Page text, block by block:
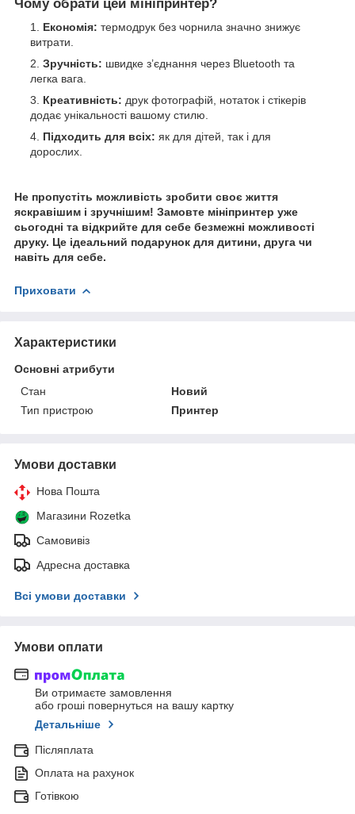
Чому обрати цей мініпринтер?
Економія: термодрук без чорнила значно знижує
витрати.
Зручність: швидке з’єднання через Bluetooth та
легка вага.
Креативність: друк фотографій, нотаток і стікерів
додає унікальності вашому стилю.
Підходить для всіх: як для дітей, так і для
дорослих.
Не пропустіть можливість зробити своє життя
яскравішим і зручнішим! Замовте мініпринтер уже
сьогодні та відкрийте для себе безмежні можливості
друку. Це ідеальний подарунок для дитини, друга чи
навіть для себе.
Приховати
Характеристики
Основні атрибути
Стан
Новий
Тип пристрою
Принтер
Умови доставки
Нова Пошта
Магазини Rozetka
Самовивіз
Адресна доставка
Всі умови доставки
Умови оплати
Ви отримаєте замовлення
або гроші повернуться на вашу картку
Детальніше
Післяплата
Оплата на рахунок
Готівкою